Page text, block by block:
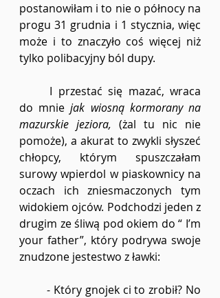
postanowiłam i to nie o północy na
progu 31 grudnia i 1 stycznia, więc
może i to znaczyło coś więcej niż
tylko polibacyjny ból dupy.
do mnie jak wiosną kormorany na
mazurskie jeziora, (żal tu nic nie
pomoże), a akurat to zwykli słyszeć
chłopcy, którym spuszczałam
surowy wpierdol w piaskownicy na
oczach ich zniesmaczonych tym
widokiem ojców. Podchodzi jeden z
drugim ze śliwą pod okiem do “ I’m
your father”, który podrywa swoje
znudzone jestestwo z ławki:
- Który gnojek ci to zrobił? No